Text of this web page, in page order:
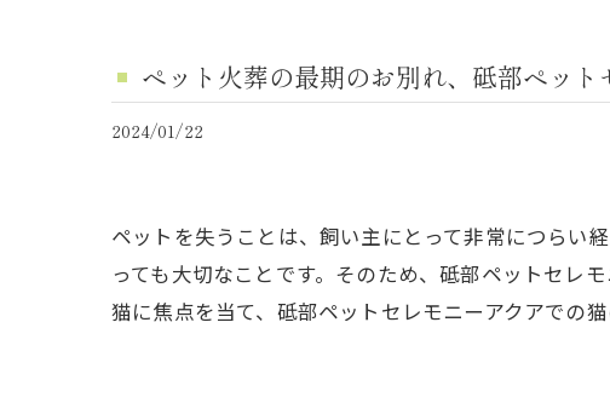
ペット火葬の最期のお別れ、砥部ペッ
2024/01/22
ペットを失うことは、飼い主にとって非常につらい
っても大切なことです。そのため、砥部ペットセレ
猫に焦点を当て、砥部ペットセレモニーアクアでの